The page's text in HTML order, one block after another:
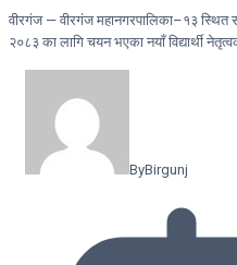
वीरगंज — वीरगंज महानगरपालिका–१३ स्थित
२०८३ का लागि चयन भएका नयाँ विद्यार्थी
ByBirgunj